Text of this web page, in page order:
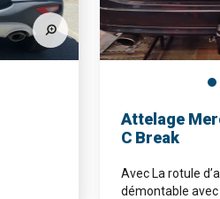
Attelage
C Break
Avec La rotule
démontable